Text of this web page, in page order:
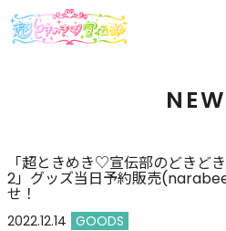
「超ときめき♡宣伝部のどきど
2」グッズ当日予約販売
せ！
2022.12.14 GOODS